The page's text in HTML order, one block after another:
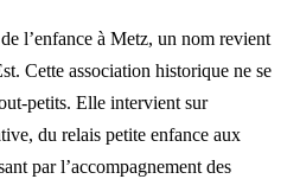
l’enfance à Metz, un nom revient
Cette association historique ne se
petits. Elle intervient sur
du relais petite enfance aux
par l’accompagnement des